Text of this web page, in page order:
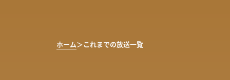
ホーム＞これまでの放送一覧